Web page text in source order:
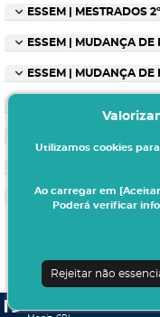
ESSEM | MESTRADOS
ESSEM | MUDANÇA DE
ESSEM | MUDANÇA DE
ESSEM | MUDANÇA
ESSEM | TITULARES
ESSEM | TITULARES
Utilizamos cookies
Ao carregar em
Poderá verificar
Rejeitar não